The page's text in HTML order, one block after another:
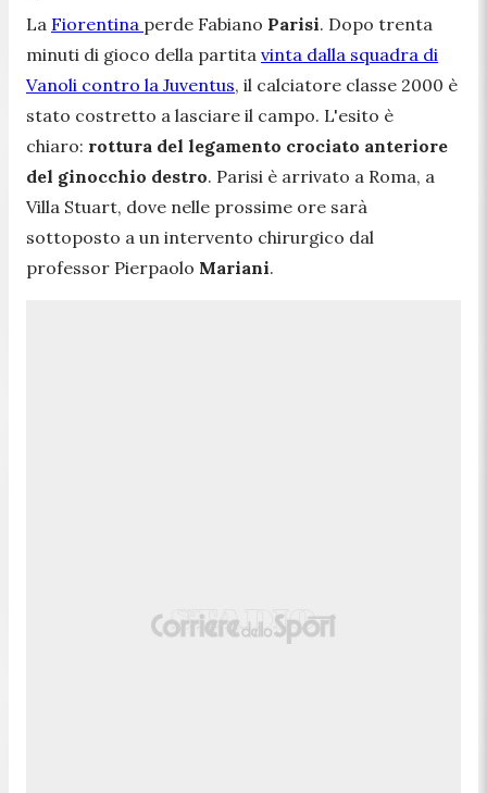
La Fiorentina perde Fabiano Parisi. Dopo trenta
minuti di gioco della partita vinta dalla squadra di
Vanoli contro la Juventus, il calciatore classe 2000 è
stato costretto a lasciare il campo. L'esito è
chiaro: rottura del legamento crociato anteriore
del ginocchio destro. Parisi è arrivato a Roma, a
Villa Stuart, dove nelle prossime ore sarà
sottoposto a un intervento chirurgico dal
professor Pierpaolo Mariani.